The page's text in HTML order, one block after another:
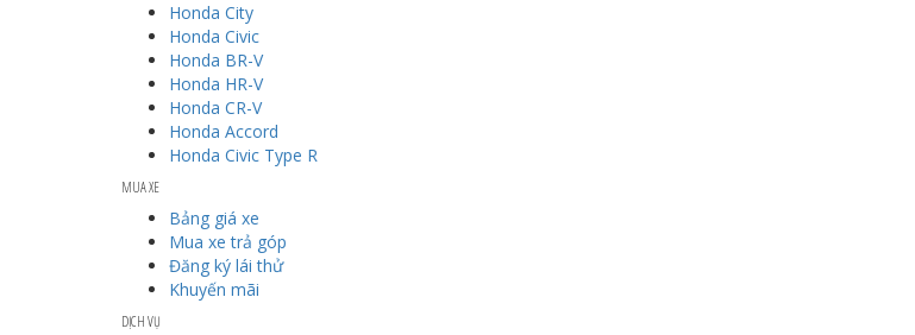
Honda City
Honda Civic
Honda BR-V
Honda HR-V
Honda CR-V
Honda Accord
Honda Civic Type R
MUA XE
Bảng giá xe
Mua xe trả góp
Đăng ký lái thử
Khuyến mãi
DỊCH VỤ